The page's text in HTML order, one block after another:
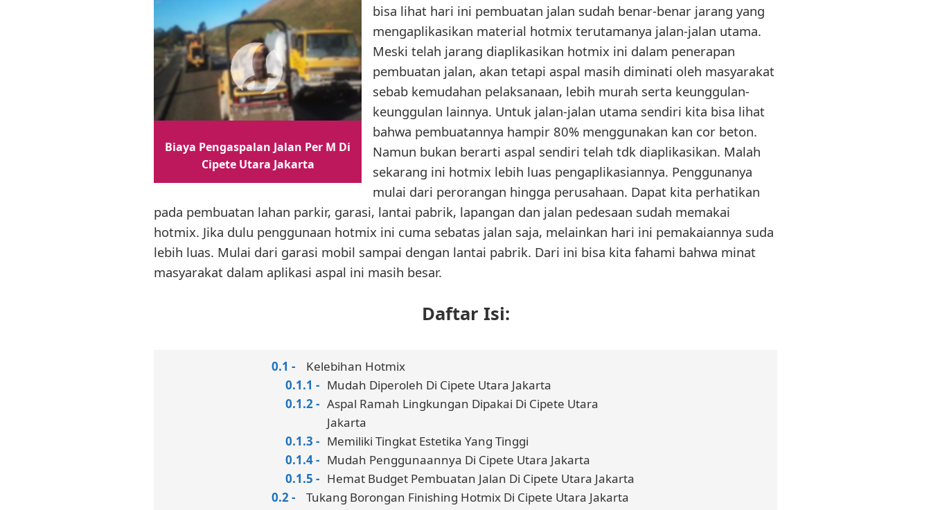
Biaya Pengaspalan Jalan Per M Di
Cipete Utara Jakarta
bisa lihat hari ini pembuatan jalan sudah benar-benar jarang yang
mengaplikasikan material hotmix terutamanya jalan-jalan utama.
Meski telah jarang diaplikasikan hotmix ini dalam penerapan
pembuatan jalan, akan tetapi aspal masih diminati oleh masyarakat
sebab kemudahan pelaksanaan, lebih murah serta keunggulan-
keunggulan lainnya. Untuk jalan-jalan utama sendiri kita bisa lihat
bahwa pembuatannya hampir 80% menggunakan kan cor beton.
Namun bukan berarti aspal sendiri telah tdk diaplikasikan. Malah
sekarang ini hotmix lebih luas pengaplikasiannya. Penggunanya
mulai dari perorangan hingga perusahaan. Dapat kita perhatikan
pada pembuatan lahan parkir, garasi, lantai pabrik, lapangan dan jalan pedesaan sudah memakai
hotmix. Jika dulu penggunaan hotmix ini cuma sebatas jalan saja, melainkan hari ini pemakaiannya suda
lebih luas. Mulai dari garasi mobil sampai dengan lantai pabrik. Dari ini bisa kita fahami bahwa minat
masyarakat dalam aplikasi aspal ini masih besar.
Daftar Isi:
Kelebihan Hotmix
Mudah Diperoleh Di Cipete Utara Jakarta
Aspal Ramah Lingkungan Dipakai Di Cipete Utara
Jakarta
Memiliki Tingkat Estetika Yang Tinggi
Mudah Penggunaannya Di Cipete Utara Jakarta
Hemat Budget Pembuatan Jalan Di Cipete Utara Jakarta
Tukang Borongan Finishing Hotmix Di Cipete Utara Jakarta